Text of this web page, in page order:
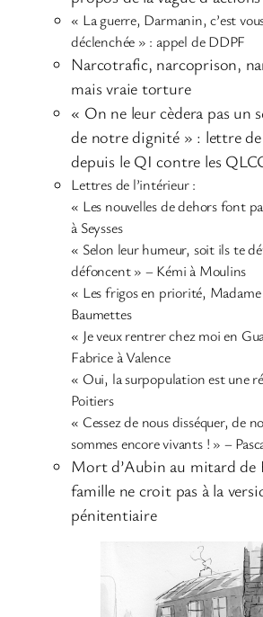
« La guerre, Darmanin, c’est
déclenchée » : appel de DDPF
Narcotrafic, narcoprison,
mais vraie torture
« On ne leur cèdera pas un
de notre dignité » : lettre
depuis le QI contre les
Lettres de l’intérieur :
« Les nouvelles de dehors font
à Seysses
« Selon leur humeur, soit ils te
défoncent » – Kémi à Moulins
« Les frigos en priorité,
Baumettes
« Je veux rentrer chez moi en
Fabrice à Valence
« Oui, la surpopulation est une
Poitiers
« Cessez de nous disséquer, de
sommes encore vivants ! » –
Mort d’Aubin au mitard de
famille ne croit pas à la
pénitentiaire